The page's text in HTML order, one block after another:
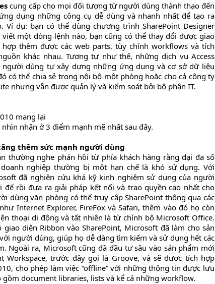
cung cấp cho mọi đối tượng từ người dùng thành thạo đến
dụng những công cụ dễ dùng và nhanh nhất để tạo ra
Ví dụ: bạn có thể dùng chương trình SharePoint Designer
một dòng lệnh nào, bạn cũng có thể thay đổi được giao
thêm được các web parts, tùy chỉnh workflows và tích
khác nhau. Tương tự như thế, những dịch vụ Access
người dùng tự xây dựng những ứng dụng và cơ sở dữ liệu
có thể chia sẻ trong nội bộ một phòng hoặc cho cả công ty
nhưng vẫn được quản lý và kiểm soát bởi bộ phận IT.
mang lại
nhận ở 3 điểm mạnh mẽ nhất sau đây.
thêm sức mạnh người dùng
thường nghe phản hồi từ phía khách hàng rằng đại đa số
nghiệp thường bị một hạn chế là khó sử dụng. Với
đã nghiên cứu khá kỹ kinh nghiệm sử dụng của người
để rồi đưa ra giải pháp kết nối và trao quyền cao nhất cho
dùng văn phòng có thể truy cập SharePoint thông qua các
Internet Explorer, FireFox và Safari, thêm vào đó họ còn
thoại di động và tất nhiên là từ chính bộ Microsoft Office.
giao diện Ribbon vào SharePoint, Microsoft đã làm cho sản
người dùng, giúp họ dễ dàng tìm kiếm và sử dụng hết các
Ngoài ra, Microsoft cũng đã đầu tư sâu vào sản phẩm mới
Workspace, trước đây gọi là Groove, và sẽ được tích hợp
cho phép làm việc “offline” với những thông tin được lưu
document libraries, lists và kể cả những workflow.